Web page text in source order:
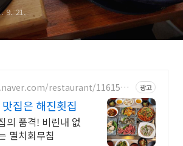
9. 21.
restaurant/1161531
광고
집은 해진횟집
의 품격! 비린내 없
멸치회무침